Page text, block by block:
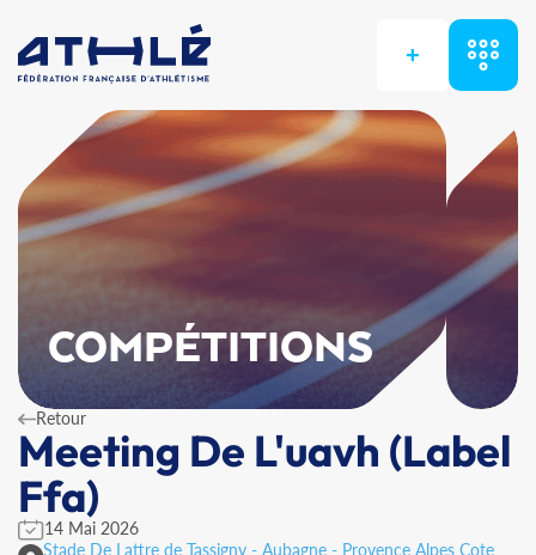
+
COMPÉTITIONS
Retour
Meeting De L'uavh (Label
Ffa)
14 Mai 2026
Stade De Lattre de Tassigny - Aubagne - Provence Alpes Cote